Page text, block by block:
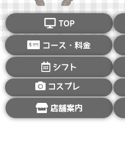
TOP
コース・料金
シフト
コスプレ
店舗案内